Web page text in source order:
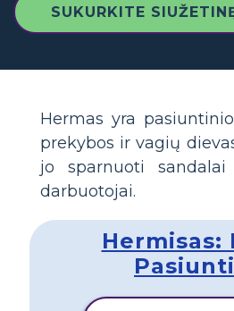
SUKURKITE
Hermas yra
prekybos ir vagių
jo sparnuoti
darbuotojai.
Hermisas: